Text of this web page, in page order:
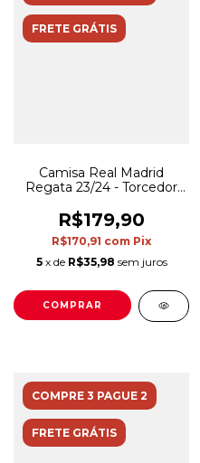
FRETE GRÁTIS
Camisa Real Madrid
Regata 23/24 - Torcedor
R$179,90
R$170,91 com Pix
5 x de R$35,98 sem juros
COMPRAR
COMPRE 3 PAGUE 2
FRETE GRÁTIS